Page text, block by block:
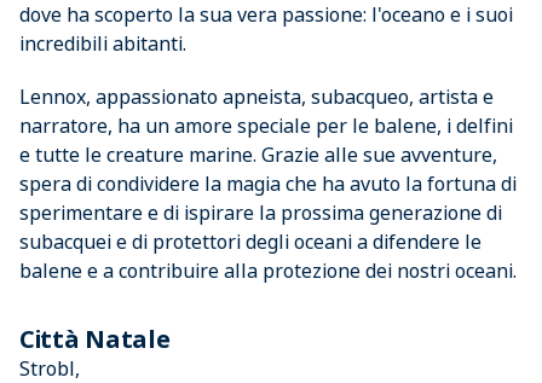
dove ha scoperto la sua vera passione: l'oceano e i suoi
incredibili abitanti.
Lennox, appassionato apneista, subacqueo, artista e
narratore, ha un amore speciale per le balene, i delfini
e tutte le creature marine. Grazie alle sue avventure,
spera di condividere la magia che ha avuto la fortuna di
sperimentare e di ispirare la prossima generazione di
subacquei e di protettori degli oceani a difendere le
balene e a contribuire alla protezione dei nostri oceani.
Città Natale
Strobl,